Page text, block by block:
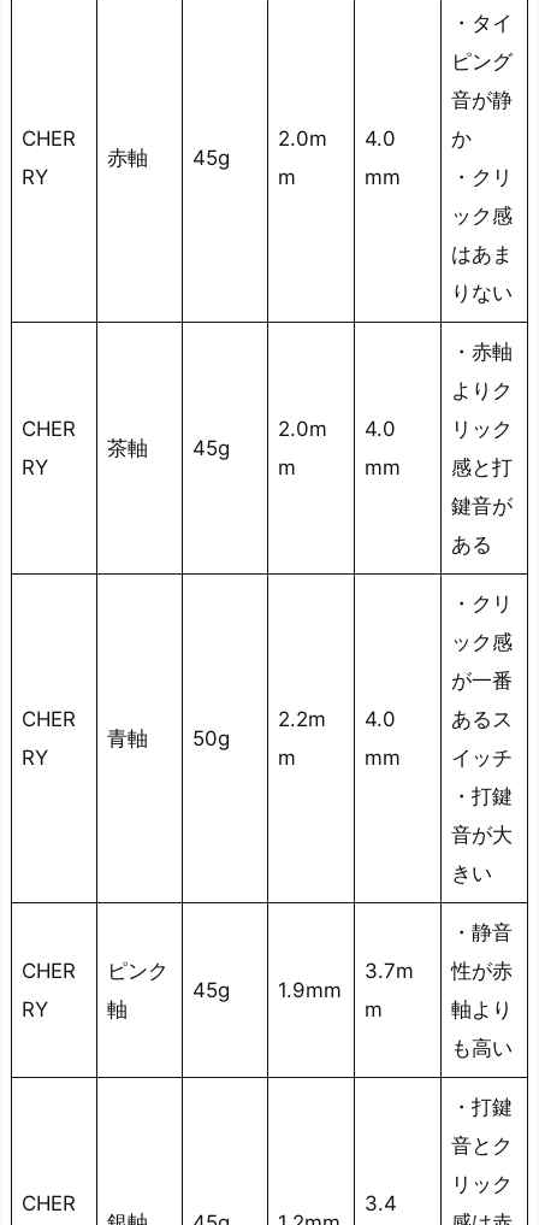
CHER
RY
赤軸 45g
2.0m
m
4.0
mm
・タイ
ピング
音が静
か
・クリ
ック感
はあま
りない
CHER
RY
茶軸 45g
2.0m
m
4.0
mm
・赤軸
よりク
リック
感と打
鍵音が
ある
CHER
RY
青軸 50g
2.2m
m
4.0
mm
・クリ
ック感
が一番
あるス
イッチ
・打鍵
音が大
きい
CHER
RY
ピンク
軸
45g 1.9mm
3.7m
m
・静音
性が赤
軸より
も高い
CHER
3.4
・打鍵
音とク
リック